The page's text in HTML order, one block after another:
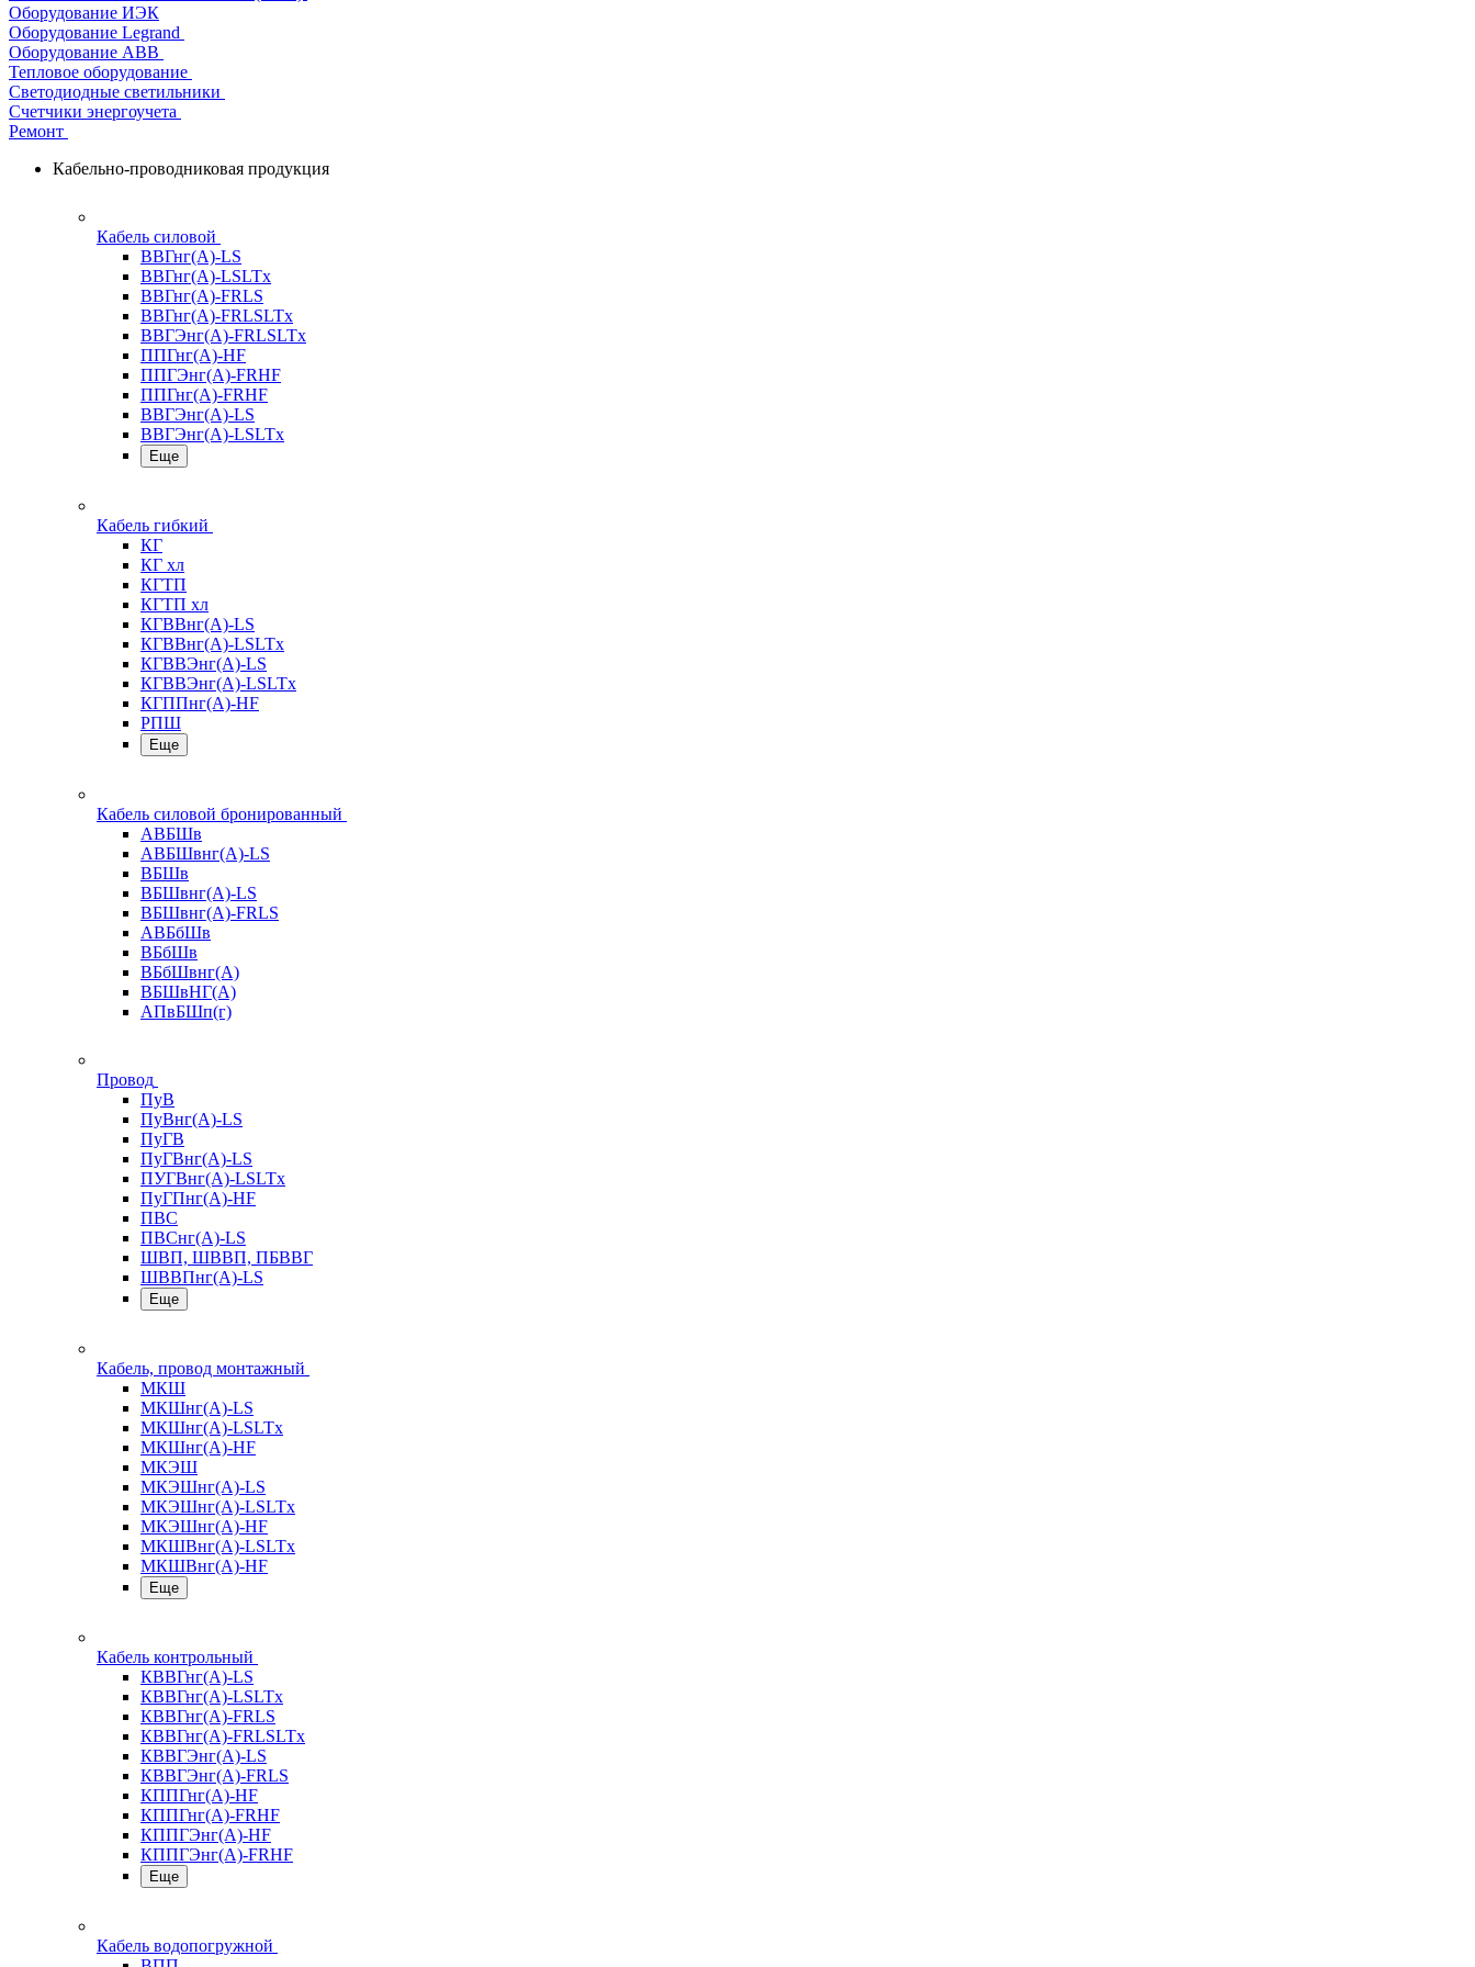
Оборудование ИЭК
Оборудование Legrand
Оборудование АВВ
Тепловое оборудование
Светодиодные светильники
Счетчики энергоучета
Ремонт
Кабельно-проводниковая продукция
Кабель силовой
ВВГнг(А)-LS
ВВГнг(А)-LSLTx
ВВГнг(А)-FRLS
ВВГнг(А)-FRLSLTx
ВВГЭнг(А)-FRLSLTx
ППГнг(А)-HF
ППГЭнг(А)-FRHF
ППГнг(А)-FRHF
ВВГЭнг(А)-LS
ВВГЭнг(А)-LSLTx
Еще
Кабель гибкий
КГ
КГ хл
КГТП
КГТП хл
КГВВнг(А)-LS
КГВВнг(А)-LSLTx
КГВВЭнг(А)-LS
КГВВЭнг(А)-LSLTx
КГППнг(А)-HF
РПШ
Еще
Кабель силовой бронированный
АВБШв
АВБШвнг(А)-LS
ВБШв
ВБШвнг(А)-LS
ВБШвнг(А)-FRLS
АВБбШв
ВБбШв
ВБбШвнг(А)
ВБШвНГ(А)
АПвБШп(г)
Провод
ПуВ
ПуВнг(А)-LS
ПуГВ
ПуГВнг(А)-LS
ПУГВнг(А)-LSLTx
ПуГПнг(А)-HF
ПВС
ПВСнг(А)-LS
ШВП, ШВВП, ПБВВГ
ШВВПнг(А)-LS
Еще
Кабель, провод монтажный
МКШ
МКШнг(А)-LS
МКШнг(А)-LSLTx
МКШнг(А)-HF
МКЭШ
МКЭШнг(А)-LS
МКЭШнг(А)-LSLTx
МКЭШнг(А)-HF
МКШВнг(A)-LSLTx
МКШВнг(А)-HF
Еще
Кабель контрольный
КВВГнг(А)-LS
КВВГнг(А)-LSLTx
КВВГнг(А)-FRLS
КВВГнг(А)-FRLSLTx
КВВГЭнг(А)-LS
КВВГЭнг(А)-FRLS
КППГнг(А)-HF
КППГнг(А)-FRHF
КППГЭнг(А)-HF
КППГЭнг(А)-FRHF
Еще
Кабель водопогружной